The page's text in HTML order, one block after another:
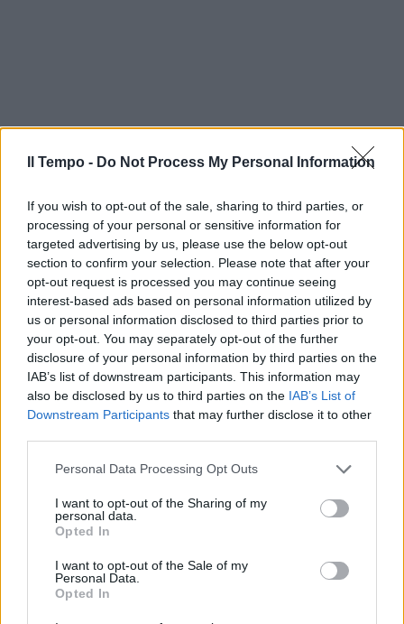
Il Tempo - Do Not Process My Personal Information
If you wish to opt-out of the sale, sharing to third parties, or
processing of your personal or sensitive information for
targeted advertising by us, please use the below opt-out
section to confirm your selection. Please note that after your
opt-out request is processed you may continue seeing
interest-based ads based on personal information utilized by
us or personal information disclosed to third parties prior to
your opt-out. You may separately opt-out of the further
disclosure of your personal information by third parties on the
IAB’s list of downstream participants. This information may
also be disclosed by us to third parties on the IAB’s List of
Downstream Participants that may further disclose it to other
Personal Data Processing Opt Outs
I want to opt-out of the Sharing of my
personal data.
Opted In
I want to opt-out of the Sale of my
Personal Data.
Opted In